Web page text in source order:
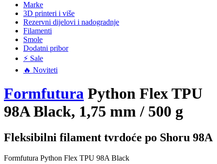
Marke
3D printeri i više
Rezervni dijelovi i nadogradnje
Filamenti
Smole
Dodatni pribor
⚡ Sale
🔥 Noviteti
Formfutura Python Flex TPU
98A Black, 1,75 mm / 500 g
Fleksibilni filament tvrdoće po Shoru 98A
Formfutura Python Flex TPU 98A Black